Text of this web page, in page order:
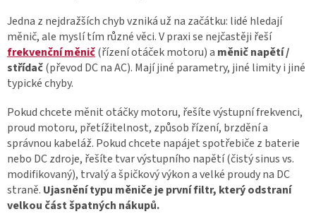
Jedna z nejdražších chyb vzniká už na začátku: lidé hledají
měnič, ale myslí tím různé věci. V praxi se nejčastěji řeší
frekvenční měnič(řízení otáček motoru) a měnič napětí /
střídač(převod DC na AC). Mají jiné parametry, jiné limity i jiné
typické chyby.
Pokud chcete měnit otáčky motoru, řešíte výstupní frekvenci,
proud motoru, přetížitelnost, způsob řízení, brzdění a
správnou kabeláž. Pokud chcete napájet spotřebiče z baterie
nebo DC zdroje, řešíte tvar výstupního napětí (čistý sinus vs.
modifikovaný), trvalý a špičkový výkon a velké proudy na DC
straně. Ujasnění typu měniče je první filtr, který odstraní
velkou část špatných nákupů.